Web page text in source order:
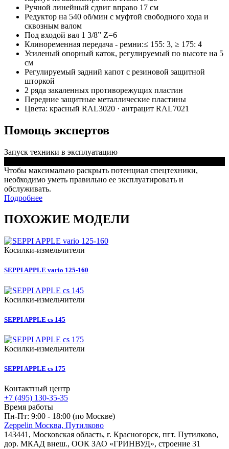
Ручной линейный сдвиг вправо 17 см
Редуктор на 540 об/мин с муфтой свободного хода и
сквозным валом
Под входой вал 1 3/8” Z=6
Клиноременная передача - ремни:≤ 155: 3, ≥ 175: 4
Усиленый опорный каток, регулируемый по высоте на 5
см
Регулируемый задний капот с резиновой защитной
шторкой
2 ряда закаленных противорежущих пластин
Передние защитные металлические пластины
Цвета: красный RAL3020 · антрацит RAL7021
Помощь экспертов
Запуск техники в эксплуатацию
Чтобы максимально раскрыть потенциал спецтехники,
необходимо уметь правильно ее эксплуатировать и
обслуживать.
Подробнее
ПОХОЖИЕ МОДЕЛИ
Косилки-измельчители
SEPPI APPLE vario 125-160
Косилки-измельчители
SEPPI APPLE cs 145
Косилки-измельчители
SEPPI APPLE cs 175
Контактный центр
+7 (495) 130-35-35
Время работы
Пн-Пт: 9:00 - 18:00 (по Москве)
Zeppelin Москва, Путилково
143441, Московская область, г. Красногорск, пгт. Путилково,
дор. МКАД внеш., ООК ЗАО «ГРИНВУД», строение 31